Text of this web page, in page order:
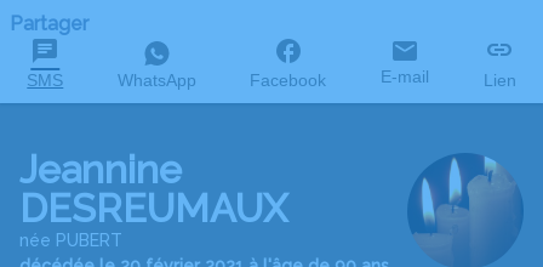
Partager
SMS WhatsApp Facebook E-mail Lien
Jeannine
DESREUMAUX
née PUBERT